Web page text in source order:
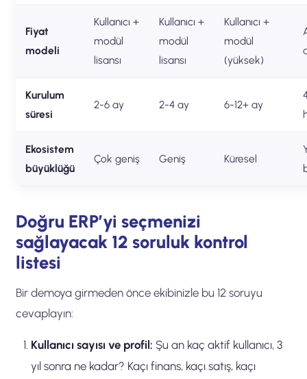
Fiyat
modeli
Kullanıcı +
modül
lisansı
Kullanıcı +
modül
lisansı
Kullanıcı +
modül
(yüksek)
Kurulum
süresi
2-6 ay 2-4 ay 6-12+ ay
Ekosistem
büyüklüğü
Çok geniş Geniş Küresel
Doğru ERP’yi seçmenizi
sağlayacak 12 soruluk kontrol
listesi
Bir demoya girmeden önce ekibinizle bu 12 soruyu
cevaplayın:
Kullanıcı sayısı ve profil: Şu an kaç aktif kullanıcı, 3
yıl sonra ne kadar? Kaçı finans, kaçı satış, kaçı